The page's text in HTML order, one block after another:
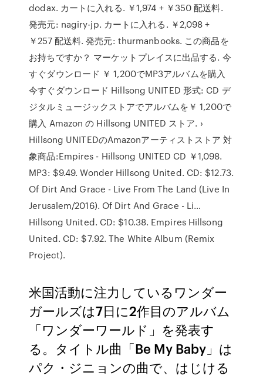
dodax. カートに入れる. ￥1,974 + ￥350 配送料.
発売元: nagiry-jp. カートに入れる. ￥2,098 +
￥257 配送料. 発売元: thurmanbooks. この商品を
お持ちですか？ マーケットプレイスに出品する. 今
すぐダウンロード ￥ 1,200でMP3アルバムを購入
今すぐダウンロード Hillsong UNITED 形式: CD デ
ジタルミュージックストアでアルバムを￥ 1,200で
購入 Amazon の Hillsong UNITED ストア. ›
Hillsong UNITEDのAmazonアーティストストア 対
象商品:Empires - Hillsong UNITED CD ￥1,098.
MP3: $9.49. Wonder Hillsong United. CD: $12.73.
Of Dirt And Grace - Live From The Land (Live In
Jerusalem/2016). Of Dirt And Grace - Li…
Hillsong United. CD: $10.38. Empires Hillsong
United. CD: $7.92. The White Album (Remix
Project).
米国活動に注力しているワンダー
ガールズは7日に2作目のアルバム
「ワンダーワールド」を発表す
る。タイトル曲「Be My Baby」は
パク・ジニョンの曲で、はじける